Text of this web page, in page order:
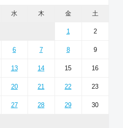
水 木 金 土
1 2
6 7 8 9
13 14 15 16
20 21 22 23
27 28 29 30